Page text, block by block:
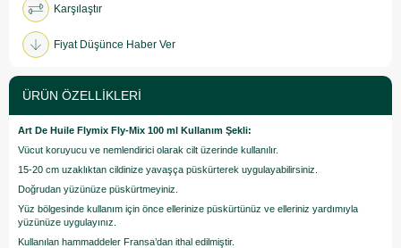
Karşılaştır
Fiyat Düşünce Haber Ver
ÜRÜN ÖZELLIKLERI
Art De Huile Flymix Fly-Mix 100 ml Kullanım Şekli:
Vücut koruyucu ve nemlendirici olarak cilt üzerinde kullanılır.
15-20 cm uzaklıktan cildinize yavaşça püskürterek uygulayabilirsiniz.
Doğrudan yüzünüze püskürtmeyiniz.
Yüz bölgesinde kullanım için önce ellerinize püskürtünüz ve elleriniz yardımıyla
yüzünüze uygulayınız.
Kullanılan hammaddeler Fransa’dan ithal edilmiştir.